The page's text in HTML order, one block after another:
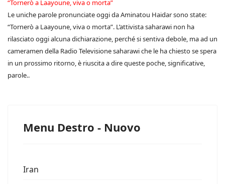
“Tornerò a Laayoune, viva o morta”
Le uniche parole pronunciate oggi da Aminatou Haidar sono state:
“Tornerò a Laayoune, viva o morta”. L’attivista saharawi non ha
rilasciato oggi alcuna dichiarazione, perché si sentiva debole, ma ad un
cameramen della Radio Televisione saharawi che le ha chiesto se spera
in un prossimo ritorno, è riuscita a dire queste poche, significative,
parole..
Menu Destro - Nuovo
Iran